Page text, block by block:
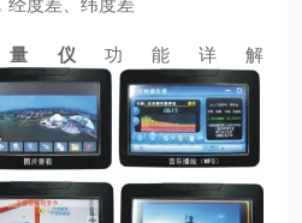
经度差、纬度差
仪 功能详解